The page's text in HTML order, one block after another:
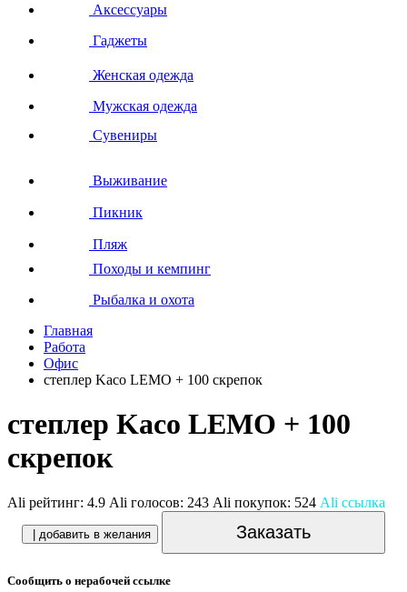
Аксессуары
Гаджеты
Женская одежда
Мужская одежда
Сувениры
Выживание
Пикник
Пляж
Походы и кемпинг
Рыбалка и охота
Главная
Работа
Офис
степлер Kaco LEMO + 100 скрепок
степлер Kaco LEMO + 100
скрепок
Ali рейтинг: 4.9 Ali голосов: 243 Ali покупок: 524 Ali ссылка
| добавить в желания Заказать
Сообщить о нерабочей ссылке